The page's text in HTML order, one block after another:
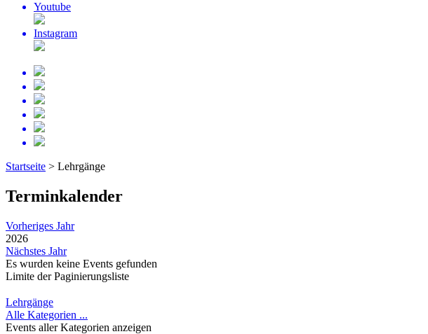
Youtube
Instagram
Startseite > Lehrgänge
Terminkalender
Vorheriges Jahr
2026
Nächstes Jahr
Es wurden keine Events gefunden
Limite der Paginierungsliste
Lehrgänge
Alle Kategorien ...
Events aller Kategorien anzeigen